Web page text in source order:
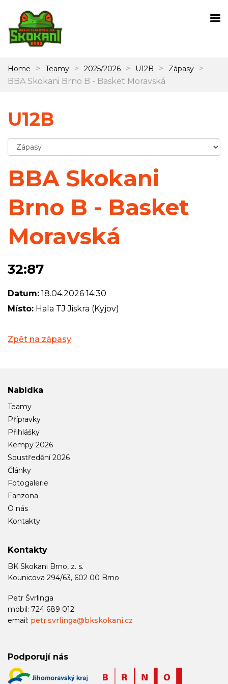
Home > Teamy > 2025/2026 > U12B > Zápasy
>
BBA Skokani Brno B - Basket Moravská
U12B
BBA Skokani
Brno B - Basket
Moravská
32:87
Datum: 18.04.2026 14:30
Místo: Hala TJ Jiskra (Kyjov)
Zpět na zápasy
Nabídka
Teamy
Přípravky
Přihlášky
Kempy 2026
Soustředění 2026
Články
Fotogalerie
Fanzona
O nás
Kontakty
Kontakty
BK Skokani Brno, z. s.
Kounicova 294/63, 602 00 Brno
Petr Švrlinga
mobil: 724 689 012
email: petr.svrlinga@bkskokani.cz
Podporují nás